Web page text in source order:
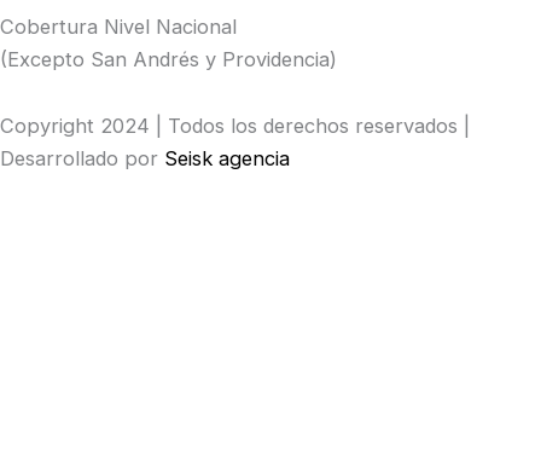
Cobertura Nivel Nacional
(Excepto San Andrés y Providencia)
Copyright 2024 | Todos los derechos reservados |
Desarrollado por Seisk agencia